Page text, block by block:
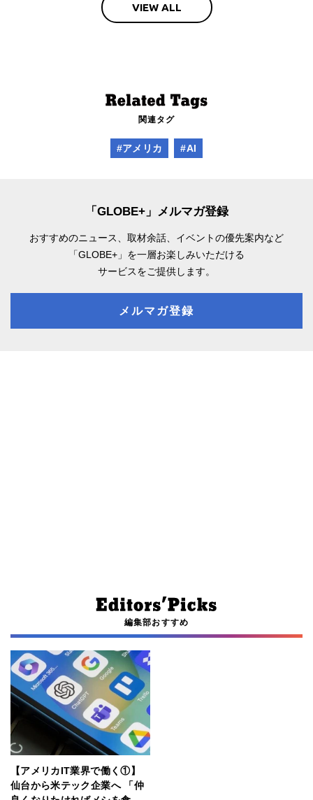
VIEW ALL
関連タグ
#アメリカ #AI
「GLOBE+」メルマガ登録
おすすめのニュース、取材余話、 イベントの優先案内など
「GLOBE+」を一層お楽しみいただける
サービスをご提供します。
メルマガ登録
編集部おすすめ
【アメリカIT業界で働く①】
仙台から米テック企業へ 「仲